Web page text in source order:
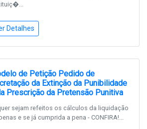
Detalhes
de Petição Pedido de
da Extinção da Punibilidade
Prescrição da Pretensão Punitiva
sejam refeitos os cálculos da liquidação
e se já cumprida a pena - CONFIRA!...